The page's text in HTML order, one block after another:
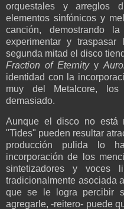
orquestales y arreglos
elementos sinfónicos y
canción, demostrando
experimentar y
segunda mitad el disco
Fraction of Eternityy
identidad con la
muy del Metalcore, los
demasiado.
Aunque el disco no está
"Tides" pueden resultar
producción pulida lo
incorporación de los
sintetizadores y voces
tradicionalmente asociada
que se le logra percibir
agregarle, -reitero- puede